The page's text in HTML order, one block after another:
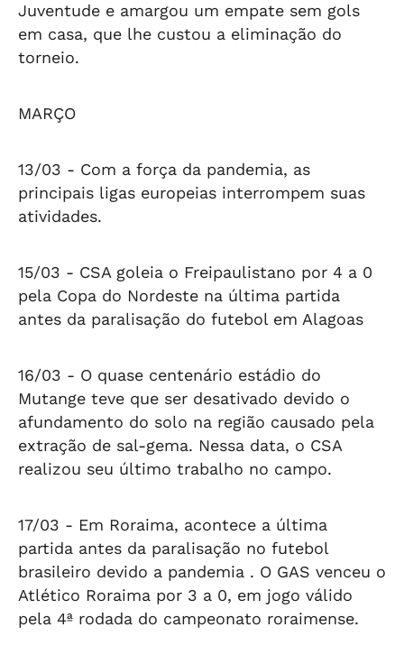
Juventude e amargou um empate sem gols
em casa, que lhe custou a eliminação do
torneio.
MARÇO
13/03 - Com a força da pandemia, as
principais ligas europeias interrompem suas
atividades.
15/03 - CSA goleia o Freipaulistano por 4 a 0
pela Copa do Nordeste na última partida
antes da paralisação do futebol em Alagoas
16/03 - O quase centenário estádio do
Mutange teve que ser desativado devido o
afundamento do solo na região causado pela
extração de sal-gema. Nessa data, o CSA
realizou seu último trabalho no campo.
17/03 - Em Roraima, acontece a última
partida antes da paralisação no futebol
brasileiro devido a pandemia . O GAS venceu o
Atlético Roraima por 3 a 0, em jogo válido
pela 4ª rodada do campeonato roraimense.